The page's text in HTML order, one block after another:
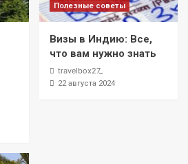
Полезные советы
Визы в Индию: Все,
что вам нужно знать
travelbox27_
22 августа 2024